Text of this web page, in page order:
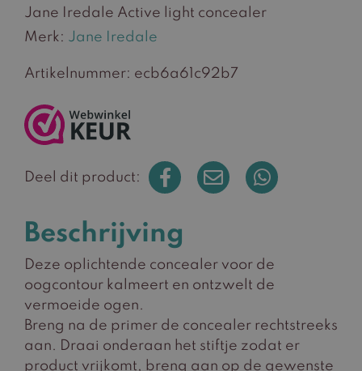
aantal
Artikelnummer: ecb6a61c92b7
Jane Iredale Active light concealer
Deel dit product:
Merk: Jane Iredale
Beschrijving
Deze oplichtende concealer voor de
oogcontour kalmeert en ontzwelt de
vermoeide ogen.
Breng na de primer de concealer rechtstreeks
aan. Draai onderaan het stiftje zodat er
product vrijkomt, breng aan op de gewenste